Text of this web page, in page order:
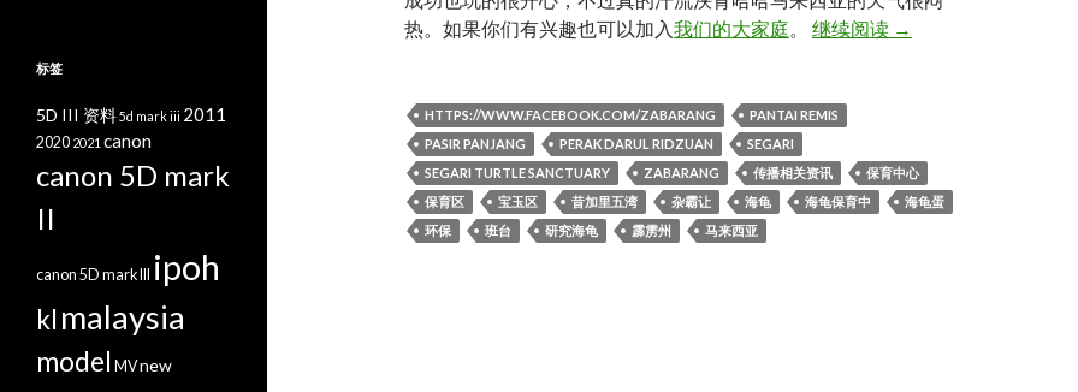
热。如果你们有兴趣也可以加入我们的大家庭。 继续阅读Pantai remis 一日游！
→
HTTPS://WWW.FACEBOOK.COM/ZABARANG
PANTAI REMIS
PASIR PANJANG
PERAK DARUL RIDZUAN
SEGARI
SEGARI TURTLE SANCTUARY
ZABARANG 传播相关资讯
保育中心
保育区
宝玉区 昔加里五湾 杂霸让 海龟 海龟保育中
海龟蛋
环保
班台 研究海龟 霹雳州 马来西亚
标签
5D III 资料5d mark iii 2011
2020 2021 canon
canon 5D mark
II
canon 5D mark III ipoh
kl malaysia
model MVnew